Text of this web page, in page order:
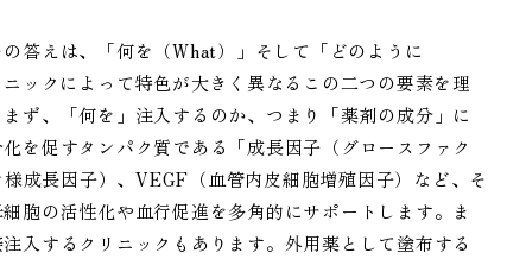
答えは、「何を（What）」そして「どのように
ックによって特色が大きく異なるこの二つの要素を理
ず、「何を」注入するのか、つまり「薬剤の成分」に
を促すタンパク質である「成長因子（グロースファク
成長因子）、VEGF（血管内皮細胞増殖因子）など、そ
胞の活性化や血行促進を多角的にサポートします。ま
入するクリニックもあります。外用薬として塗布する